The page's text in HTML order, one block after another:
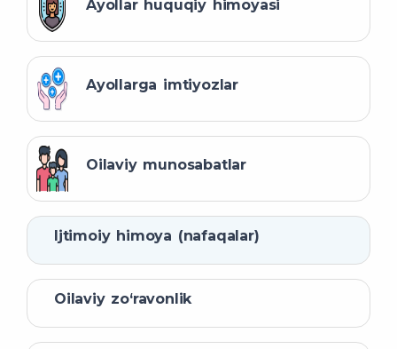
Ayollar huquqiy himoyasi
Ayollarga imtiyozlar
Oilaviy munosabatlar
Ijtimoiy himoya (nafaqalar)
Oilaviy zo‘ravonlik